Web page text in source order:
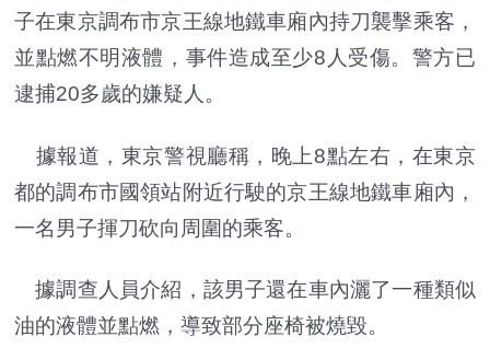
子在東京調布市京王線地鐵車廂內持刀襲擊乘客，
並點燃不明液體，事件造成至少8人受傷。警方已
逮捕20多歲的嫌疑人。
據報道，東京警視廳稱，晚上8點左右，在東京
都的調布市國領站附近行駛的京王線地鐵車廂內，
一名男子揮刀砍向周圍的乘客。
據調查人員介紹，該男子還在車內灑了一種類似
油的液體並點燃，導致部分座椅被燒毀。